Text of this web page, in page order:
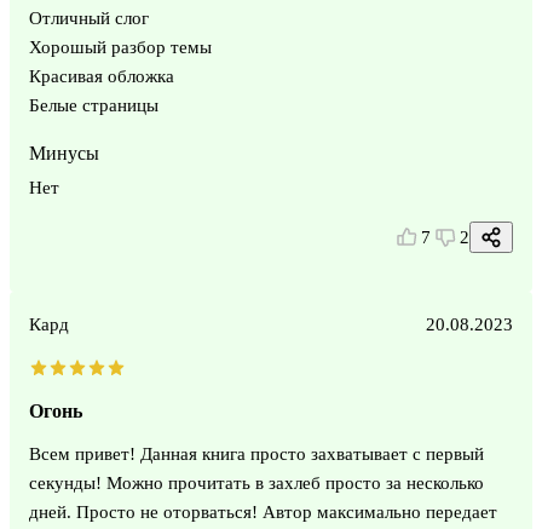
Отличный слог
Хорошый разбор темы
Красивая обложка
Белые страницы
Минусы
Нет
7 2
Кард 20.08.2023
Огонь
Всем привет! Данная книга просто захватывает с первый
секунды! Можно прочитать в захлеб просто за несколько
дней. Просто не оторваться! Автор максимально передает